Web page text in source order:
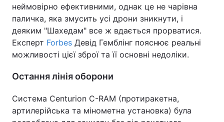
неймовірно ефективними, однак це не чарівна
паличка, яка змусить усі дрони зникнути, і
деяким "Шахедам" все ж вдається прорватися.
Експерт Forbes Девід Гемблінг пояснює реальні
можливості цієї зброї та її основні недоліки.
Остання лінія оборони
Система Centurion C-RAM (протиракетна,
артилерійська та мінометна установка) була